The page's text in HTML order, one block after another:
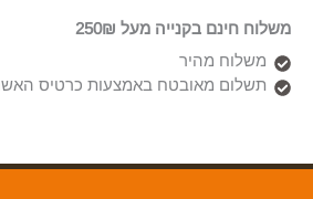
משלוח חינם בקנייה מעל 250₪
משלוח מהיר
תשלום מאובטח באמצעות כרטיס